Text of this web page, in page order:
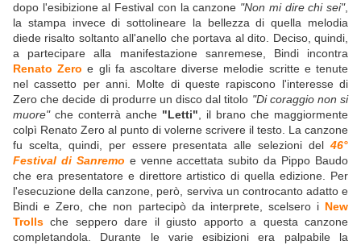
dopo l'esibizione al Festival con la canzone "Non mi dire chi sei",
la stampa invece di sottolineare la bellezza di quella melodia
diede risalto soltanto all'anello che portava al dito. Deciso, quindi,
a partecipare alla manifestazione sanremese, Bindi incontra
Renato Zero e gli fa ascoltare diverse melodie scritte e tenute
nel cassetto per anni. Molte di queste rapiscono l'interesse di
Zero che decide di produrre un disco dal titolo "Di coraggio non si
muore"che conterrà anche "Letti" , il brano che maggiormente
colpì Renato Zero al punto di volerne scrivere il testo. La canzone
fu scelta, quindi, per essere presentata alle selezioni del 46°
Festival di Sanremo e venne accettata subito da Pippo Baudo
che era presentatore e direttore artistico di quella edizione. Per
l'esecuzione della canzone, però, serviva un controcanto adatto e
Bindi e Zero, che non partecipò da interprete, scelsero i New
Trolls che seppero dare il giusto apporto a questa canzone
completandola. Durante le varie esibizioni era palpabile la